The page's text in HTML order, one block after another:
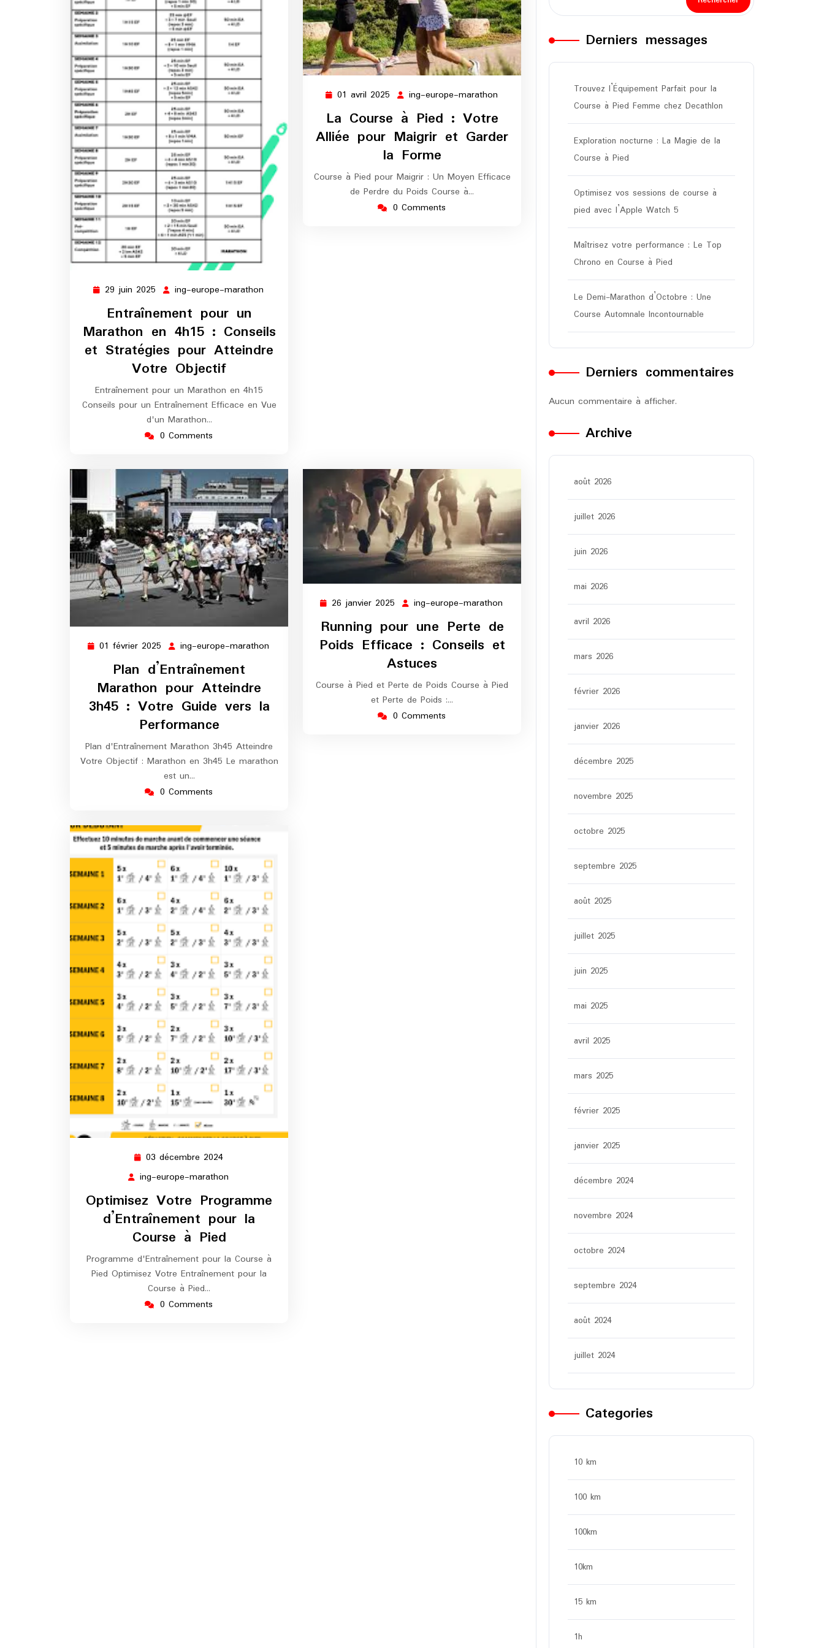
29 juin 2025 29
2025
ing-europe-marathon
Entraînement pour un
Marathon en 4h15 : Conseils
et Stratégies pour Atteindre
Votre Objectif
Entraînement pour un Marathon en 4h15
Conseils pour un Entraînement Efficace en Vue
d'un Marathon…
0 Comments
01 avril 2025 01
avril
2025
ing-europe-marathon
La Course à Pied : Votre
Alliée pour Maigrir et Garder
la Forme
Course à Pied pour Maigrir : Un Moyen Efficace
de Perdre du Poids Course à…
0 Comments
01 février 2025 01
février
2025
ing-europe-marathon
Plan d’Entraînement
Marathon pour Atteindre
3h45 : Votre Guide vers la
Performance
Plan d'Entraînement Marathon 3h45 Atteindre
Votre Objectif : Marathon en 3h45 Le marathon
est un…
0 Comments
26 janvier 2025 26
2025
ing-europe-marathon
Running pour une Perte de
Poids Efficace : Conseils et
Astuces
Course à Pied et Perte de Poids Course à Pied
et Perte de Poids :…
0 Comments
03 décembre 2024
décembre
ing-europe-marathon
marathon
Optimisez Votre Programme
d’Entraînement pour la
Course à Pied
Programme d'Entraînement pour la Course à
Pied Optimisez Votre Entraînement pour la
Course à Pied…
0 Comments
Derniers messages
Trouvez l’Équipement Parfait pour la
Course à Pied Femme chez Decathlon
Exploration nocturne : La Magie de la
Course à Pied
Optimisez vos sessions de course à
pied avec l’Apple Watch 5
Maîtrisez votre performance : Le Top
Chrono en Course à Pied
Le Demi-Marathon d’Octobre : Une
Course Automnale Incontournable
Derniers commentaires
Aucun commentaire à afficher.
Archive
août 2026
juillet 2026
juin 2026
mai 2026
avril 2026
mars 2026
février 2026
janvier 2026
décembre 2025
novembre 2025
octobre 2025
septembre 2025
août 2025
juillet 2025
juin 2025
mai 2025
avril 2025
mars 2025
février 2025
janvier 2025
décembre 2024
novembre 2024
octobre 2024
septembre 2024
août 2024
juillet 2024
Categories
10 km
100 km
100km
10km
15 km
1h